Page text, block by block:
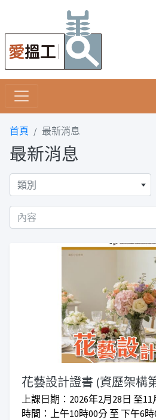
首頁 最新消息
最新消息
類別
花藝設計證書 (資歷架構
上課日期：2026年2月28日 至11
時間：上午10時00分 至 下午6